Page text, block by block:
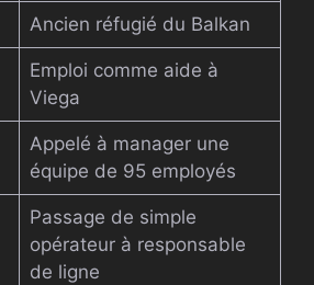
Ancien réfugié du Balkan
Emploi comme aide à
Viega
Appelé à manager une
équipe de 95 employés
Passage de simple
opérateur à responsable
de ligne